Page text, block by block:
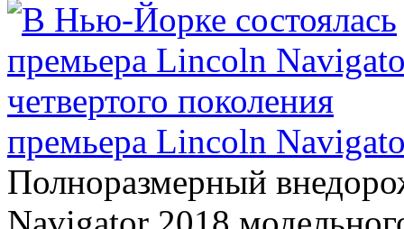
премьера Lincoln
Полноразмерный